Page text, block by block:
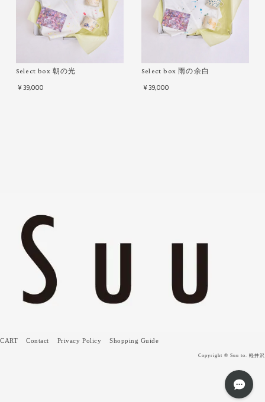
Select box 朝の光
¥39,000
Select box 雨の余白
¥39,000
CART Contact Privacy Policy Shopping Guide
Copyright © Suu to. 軽井沢